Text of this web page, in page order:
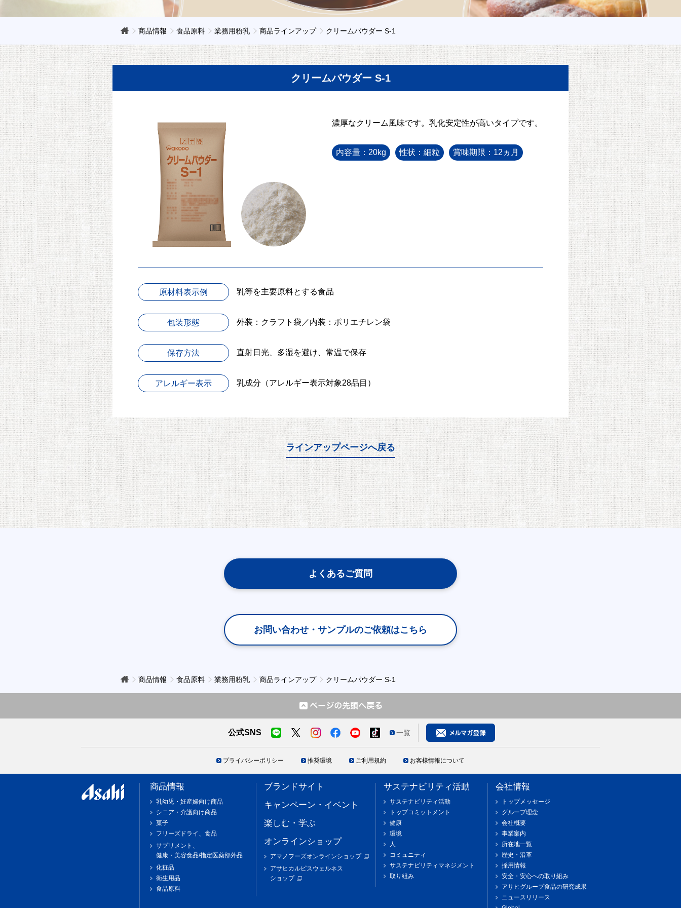
商品情報 食品原料 業務用粉乳 商品ラインアップ クリームパウダー S-1
クリームパウダー S-1
濃厚なクリーム風味です。乳化安定性が高いタイプです。
内容量：20kg 性状：細粒 賞味期限：12ヵ月
原材料表示例 乳等を主要原料とする食品
包装形態 外装：クラフト袋／内装：ポリエチレン袋
保存方法 直射日光、多湿を避け、常温で保存
アレルギー表示 乳成分 （アレルギー表示対象28品目）
ラインアップページへ戻る
よくあるご質問
お問い合わせ・サンプルのご依頼はこちら
商品情報 食品原料 業務用粉乳 商品ラインアップ クリームパウダー S-1
公式SNS 一覧
プライバシーポリシー 推奨環境 ご利用規約 お客様情報について
商品情報
乳幼児・妊産婦向け商品
シニア・介護向け商品
菓子
フリーズドライ、食品
サプリメント、
健康・美容食品/指定医薬部外品
化粧品
衛生用品
食品原料
ブランドサイト
キャンペーン・イベント
楽しむ・学ぶ
オンラインショップ
アマノフーズオンラインショップ
アサヒカルピスウェルネス
ショップ
サステナビリティ活動
サステナビリティ活動
トップコミットメント
健康
環境
人
コミュニティ
サステナビリティマネジメント
取り組み
会社情報
トップメッセージ
グループ理念
会社概要
事業案内
所在地一覧
歴史・沿革
採用情報
安全・安心への取り組み
アサヒグループ食品の研究成果
ニュースリリース